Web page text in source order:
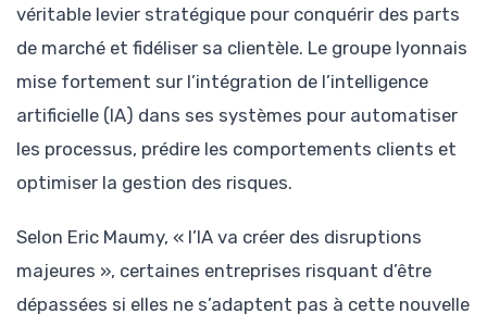
véritable levier stratégique pour conquérir des parts
de marché et fidéliser sa clientèle. Le groupe lyonnais
mise fortement sur l’intégration de l’intelligence
artificielle (IA) dans ses systèmes pour automatiser
les processus, prédire les comportements clients et
optimiser la gestion des risques.
Selon Eric Maumy, « l’IA va créer des disruptions
majeures », certaines entreprises risquant d’être
dépassées si elles ne s’adaptent pas à cette nouvelle